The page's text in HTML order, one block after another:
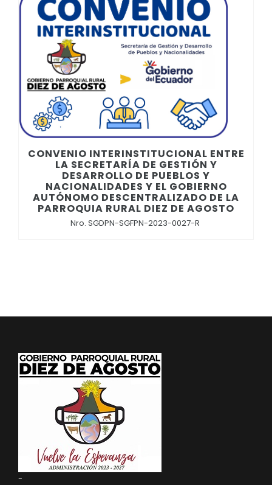
Convocatorias
GESTIÓN ADMINISTRATIVA
Plan de desarrollo y Ordenamiento Territorial -
Plan Anual Contratación - PAC
Plan Operativo Anual - POA
Convenios Institucionales
PRESUPUESTO: EJECUCIÓN Y REPORTES
Cédulas presupuestarias y balances
Procesos de contratación
Ejecución Presupuestaria
CONVENIO INTERINSTITUCIONAL ENTRE
LA SECRETARÍA DE GESTIÓN Y
DESARROLLO DE PUEBLOS Y
NACIONALIDADES Y EL GOBIERNO
AUTÓNOMO DESCENTRALIZADO DE LA
PARROQUIA RURAL DIEZ DE AGOSTO
Nro. SGDPN-SGFPN-2023-0027-R
-